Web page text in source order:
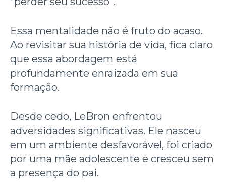
Essa mentalidade não é fruto do acaso.
Ao revisitar sua história de vida, fica claro
que essa abordagem está
profundamente enraizada em sua
formação.
Desde cedo, LeBron enfrentou
adversidades significativas. Ele nasceu
em um ambiente desfavorável, foi criado
por uma mãe adolescente e cresceu sem
a presença do pai.